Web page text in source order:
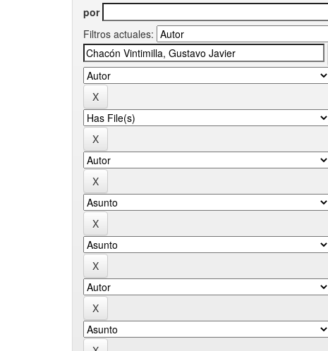
por
Filtros actuales: